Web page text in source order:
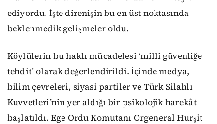
ediyordu. İşte direnişin bu en üst noktasında
beklenmedik gelişmeler oldu.
Köylülerin bu haklı mücadelesi ‘milli güvenliğe
tehdit’ olarak değerlendirildi. İçinde medya,
bilim çevreleri, siyasi partiler ve Türk Silahlı
Kuvvetleri’nin yer aldığı bir psikolojik harekât
başlatıldı. Ege Ordu Komutanı Orgeneral Hurşit